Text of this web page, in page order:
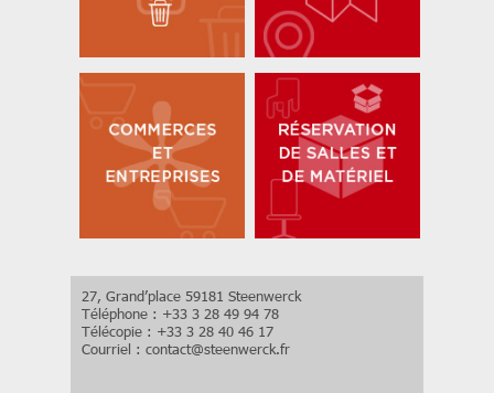
27, Grand’place 59181 Steenwerck
Téléphone : +33 3 28 49 94 78
Télécopie : +33 3 28 40 46 17
Courriel : contact@steenwerck.fr